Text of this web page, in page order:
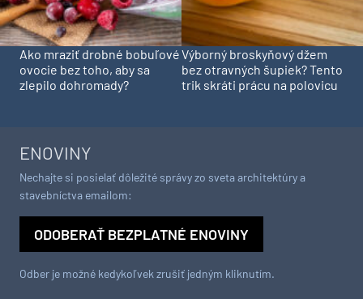
Ako mraziť drobné bobuľové
ovocie bez toho, aby sa
zlepilo dohromady?
Výborný broskyňový džem
bez otravných šupiek? Tento
trik skráti prácu na polovicu
ENOVINY
Nechajte si posielať dôležité správy zo sveta architektúry a
stavebníctva emailom:
ODOBERAŤ BEZPLATNÉ ENOVINY
Odber je možné kedykoľvek zrušiť jedným kliknutím.